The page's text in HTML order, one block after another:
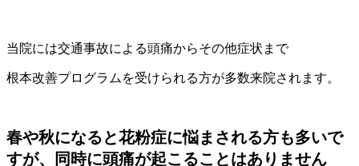
当院には交通事故による頭痛からその他症状まで
根本改善プログラムを受けられる方が多数来院されます。
春や秋になると花粉症に悩まされる方も多いで
すが、同時に頭痛が起こることはありません